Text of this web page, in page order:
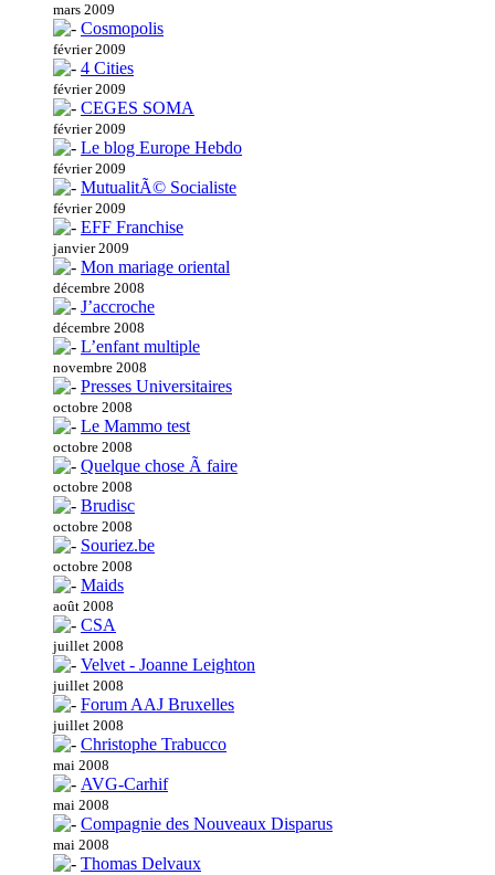
mars 2009
Cosmopolis
février 2009
4 Cities
février 2009
CEGES SOMA
février 2009
Le blog Europe Hebdo
février 2009
MutualitÃ© Socialiste
février 2009
EFF Franchise
janvier 2009
Mon mariage oriental
décembre 2008
J’accroche
décembre 2008
L’enfant multiple
novembre 2008
Presses Universitaires
octobre 2008
Le Mammo test
octobre 2008
Quelque chose Ã faire
octobre 2008
Brudisc
octobre 2008
Souriez.be
octobre 2008
Maids
août 2008
CSA
juillet 2008
Velvet - Joanne Leighton
juillet 2008
Forum AAJ Bruxelles
juillet 2008
Christophe Trabucco
mai 2008
AVG-Carhif
mai 2008
Compagnie des Nouveaux Disparus
mai 2008
Thomas Delvaux